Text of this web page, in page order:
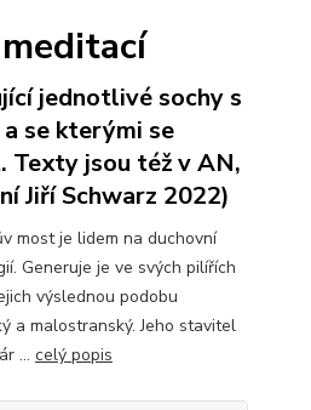
jednotlivé sochy s
se kterými se
Texty jsou též v AN,
Jiří Schwarz 2022)
most je lidem na duchovní
Generuje je ve svých pilířích
výslednou podobu
a malostranský. Jeho stavitel
... celý popis